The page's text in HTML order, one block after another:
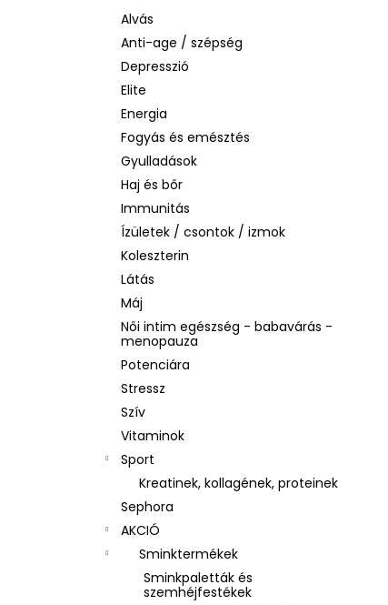
Alvás
Anti-age / szépség
Depresszió
Elite
Energia
Fogyás és emésztés
Gyulladások
Haj és bőr
Immunitás
Ízületek / csontok / izmok
Koleszterin
Látás
Máj
Női intim egészség - babavárás -
menopauza
Potenciára
Stressz
Szív
Vitaminok
Sport
Kreatinek, kollagének, proteinek
Sephora
AKCIÓ
Sminktermékek
Sminkpaletták és
szemhéjfestékek
BIODERMA PHOTODERM AQUAFLUID
INVISIBLE SPF 50+ – LÁTHATATLAN
ARCVÉDŐ KRÉM, 40 ML
2 480 Ft
Korábbi: 6 870 Ft